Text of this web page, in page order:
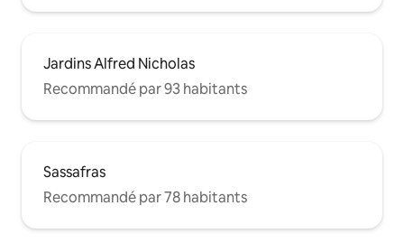
Jardins Alfred Nicholas
Recommandé par 93 habitants
Sassafras
Recommandé par 78 habitants